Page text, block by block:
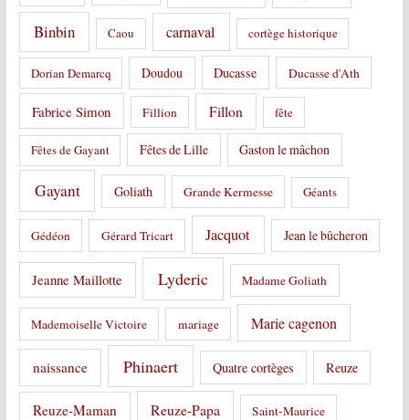
Binbin Caou carnaval cortège historique
Dorian Demarcq Doudou Ducasse Ducasse d'Ath
Fabrice Simon Fillion Fillon fête
Fêtes de Gayant Fêtes de Lille Gaston le mâchon
Gayant Goliath Grande Kermesse Géants
Gédéon Gérard Tricart Jacquot Jean le bûcheron
Jeanne Maillotte Lyderic Madame Goliath
Mademoiselle Victoire mariage Marie cagenon
naissance Phinaert Quatre cortèges Reuze
Reuze-Maman Reuze-Papa Saint-Maurice